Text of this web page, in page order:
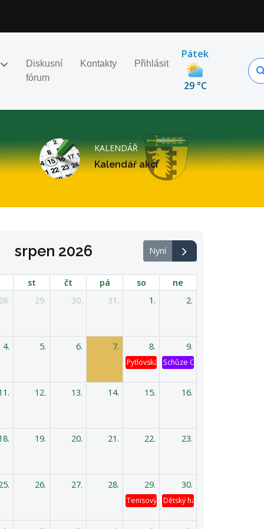
Diskusní
fórum
Kontakty Přihlásit
Pátek
29 °C
KALENDÁŘ
Kalendář akcí
srpen 2026 Nyní
st čt pá so
ne
29. 30. 31. 1. 2.
4. 5. 6. 7. 8.
Pytlovská káď
9.
Schůze OV
12. 13. 14. 15. 16.
19. 20. 21. 22. 23.
26. 27. 28. 29.
Tenisový turnaj
30.
Dětský hasičský výlet